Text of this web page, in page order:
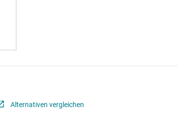
Alternativen vergleichen